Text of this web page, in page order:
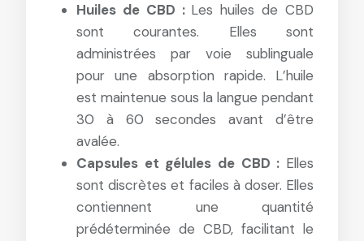
Huiles de CBD : Les huiles de CBD
sont courantes. Elles sont
administrées par voie sublinguale
pour une absorption rapide. L’huile
est maintenue sous la langue pendant
30 à 60 secondes avant d’être
avalée.
Capsules et gélules de CBD : Elles
sont discrètes et faciles à doser. Elles
contiennent une quantité
prédéterminée de CBD, facilitant le